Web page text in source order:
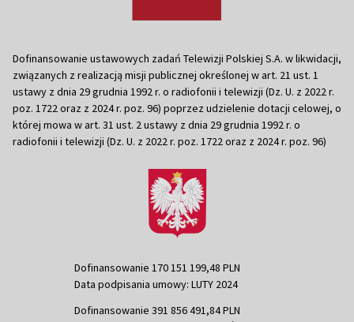
Dofinansowanie ustawowych zadań Telewizji Polskiej S.A. w likwidacji,
związanych z realizacją misji publicznej określonej w art. 21 ust. 1
ustawy z dnia 29 grudnia 1992 r. o radiofonii i telewizji (Dz. U. z 2022 r.
poz. 1722 oraz z 2024 r. poz. 96) poprzez udzielenie dotacji celowej, o
której mowa w art. 31 ust. 2 ustawy z dnia 29 grudnia 1992 r. o
radiofonii i telewizji (Dz. U. z 2022 r. poz. 1722 oraz z 2024 r. poz. 96)
Dofinansowanie 170 151 199,48 PLN
Data podpisania umowy: LUTY 2024
Dofinansowanie 391 856 491,84 PLN